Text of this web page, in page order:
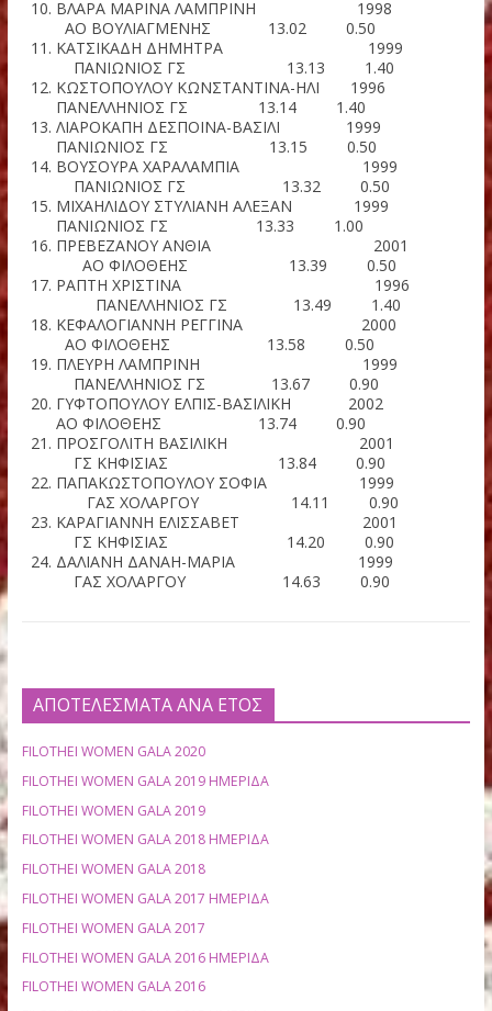
ΓΣ ΒΕΛΟΣ ΠΑΛΑΙΟΥ ΦΑΛ 12.77 1.00
ΦΡΑΓΚΟΥ ΠΑΝΑΓΙΩΤΑ
ΟΦΚΑ ΟΔΥΣΣΕΑΣ 12.79 1.00
ΑΝΑΓΝΩΣΤΟΠΟΥΛΟΥ ΣΟΦΙΑ
ΑΟ ΦΙΛΟΘΕΗΣ 12.86 1.00
ΑΝΟΣΙΚΕ ΤΖΕΣΙΚΑ-ΟΝΓΙΓΕΤ
ΠΑΝΕΛΛΗΝΙΟΣ ΓΣ 12.86 1.40
ΠΑΠΑΙΩΑΝΝΟΥ ΝΕΦΕΛΗ
ΑΕ ΜΕΣΟΓΕΙΩΝ ΑΜΕΙΝΙΑ 12.86 1.40
ΣΠΙΝΟΥ ΜΑΓΔΑΛΗΝΗ
ΓΣ ΚΗΦΙΣΙΑΣ 12.93 1.00
ΔΗΜΗΤΡΟΚΑΛΗ ΙΩΑΝΝΑ
ΟΦΚΑ ΟΔΥΣΣΕΑΣ 12.99 1.00
ΠΑΠΑΧΡΗΣΤΟΥ ΜΑΡΙΑ ΜΥΡΤΩ
ΑΟ ΦΙΛΟΘΕΗΣ 13.01 0.50
ΒΛΑΡΑ ΜΑΡΙΝΑ ΛΑΜΠΡΙΝΗ
ΑΟ ΒΟΥΛΙΑΓΜΕΝΗΣ 13.02 0.50
ΚΑΤΣΙΚΑΔΗ ΔΗΜΗΤΡΑ
ΠΑΝΙΩΝΙΟΣ ΓΣ 13.13 1.40
ΚΩΣΤΟΠΟΥΛΟΥ ΚΩΝΣΤΑΝΤΙΝΑ-ΗΛΙ
ΠΑΝΕΛΛΗΝΙΟΣ ΓΣ 13.14 1.40
ΛΙΑΡΟΚΑΠΗ ΔΕΣΠΟΙΝΑ-ΒΑΣΙΛΙ
ΠΑΝΙΩΝΙΟΣ ΓΣ 13.15 0.50
ΒΟΥΣΟΥΡΑ ΧΑΡΑΛΑΜΠΙΑ
ΠΑΝΙΩΝΙΟΣ ΓΣ 13.32 0.50
ΜΙΧΑΗΛΙΔΟΥ ΣΤΥΛΙΑΝΗ ΑΛΕΞΑΝ
ΠΑΝΙΩΝΙΟΣ ΓΣ 13.33 1.00
ΠΡΕΒΕΖΑΝΟΥ ΑΝΘΙΑ
ΡΑΠΤΗ ΧΡΙΣΤΙΝΑ
ΚΕΦΑΛΟΓΙΑΝΝΗ ΡΕΓΓΙΝΑ
ΑΟ ΦΙΛΟΘΕΗΣ 13.58 0.50
ΠΛΕΥΡΗ ΛΑΜΠΡΙΝΗ
ΠΑΝΕΛΛΗΝΙΟΣ ΓΣ 13.67 0.90
ΓΥΦΤΟΠΟΥΛΟΥ ΕΛΠΙΣ-ΒΑΣΙΛΙΚΗ
ΑΟ ΦΙΛΟΘΕΗΣ 13.74 0.90
ΠΡΟΣΓΟΛΙΤΗ ΒΑΣΙΛΙΚΗ
ΓΣ ΚΗΦΙΣΙΑΣ 13.84 0.90
ΠΑΠΑΚΩΣΤΟΠΟΥΛΟΥ ΣΟΦΙΑ
ΓΑΣ ΧΟΛΑΡΓΟΥ 14.11 0.90
ΚΑΡΑΓΙΑΝΝΗ ΕΛΙΣΣΑΒΕΤ
ΓΣ ΚΗΦΙΣΙΑΣ 14.20 0.90
ΔΑΛΙΑΝΗ ΔΑΝΑΗ-ΜΑΡΙΑ
ΓΑΣ ΧΟΛΑΡΓΟΥ 14.63 0.90